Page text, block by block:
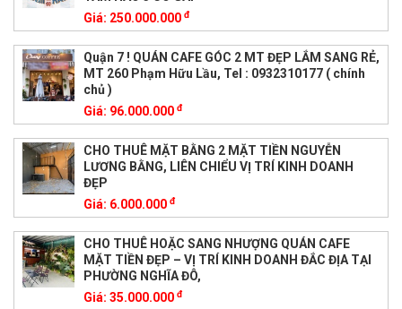
Giá: 250.000.000 đ
Quận 7 ! QUÁN CAFE GÓC 2 MT ĐẸP LẮM SANG RẺ,
MT 260 Phạm Hữu Lầu, Tel : 0932310177 ( chính
chủ )
Giá: 96.000.000 đ
CHO THUÊ MẶT BẰNG 2 MẶT TIỀN NGUYỄN
LƯƠNG BẰNG, LIÊN CHIỂU VỊ TRÍ KINH DOANH
ĐẸP
Giá: 6.000.000 đ
CHO THUÊ HOẶC SANG NHƯỢNG QUÁN CAFE
MẶT TIỀN ĐẸP – VỊ TRÍ KINH DOANH ĐẮC ĐỊA TẠI
PHƯỜNG NGHĨA ĐÔ,
Giá: 35.000.000 đ